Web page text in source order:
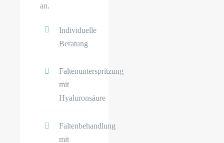
an.
Individuelle
Beratung
Faltenunterspritzung
mit
Hyaluronsäure
Faltenbehandlung
mit